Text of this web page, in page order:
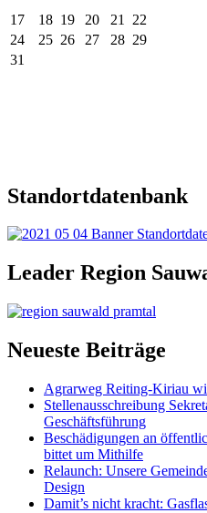
17 18 19 20 21 22
24
25 26 27 28 29
31
Standortdatenbank
Leader Region
Neueste Beiträge
Agrarweg Reiting-Kiriau
Stellenausschreibung
Geschäftsführung
Beschädigungen an
bittet um Mithilfe
Relaunch: Unsere
Design
Damit’s nicht kracht: